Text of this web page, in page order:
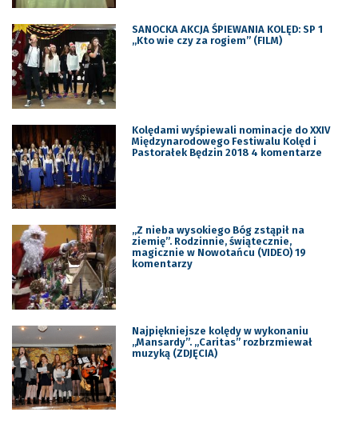
SANOCKA AKCJA ŚPIEWANIA KOLĘD: SP 1
„Kto wie czy za rogiem” (FILM)
Kolędami wyśpiewali nominacje do XXIV
Międzynarodowego Festiwalu Kolęd i
Pastorałek Będzin 2018 4 komentarze
„Z nieba wysokiego Bóg zstąpił na
ziemię”. Rodzinnie, świątecznie,
magicznie w Nowotańcu (VIDEO) 19
komentarzy
Najpiękniejsze kolędy w wykonaniu
„Mansardy”. „Caritas” rozbrzmiewał
muzyką (ZDJĘCIA)